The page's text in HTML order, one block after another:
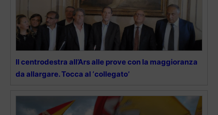
Il centrodestra all’Ars alle prove con la maggioranza
da allargare. Tocca al ‘collegato’